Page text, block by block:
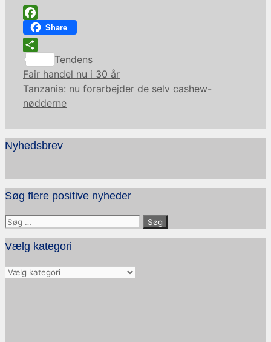
Facebook
Share
Share
Kategorier
Tendens
Fair handel nu i 30 år
Tanzania: nu forarbejder de selv cashew-
nødderne
Nyhedsbrev
Søg flere positive nyheder
Søg
efter:
Vælg kategori
Vælg